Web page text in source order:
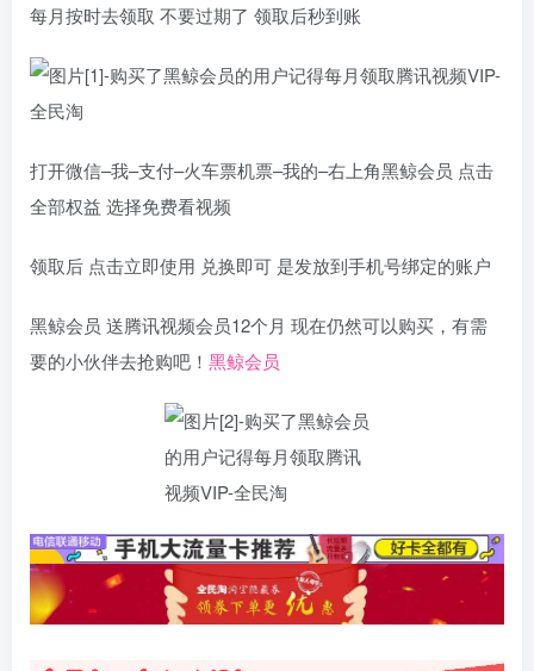
每月按时去领取 不要过期了 领取后秒到账
打开微信–我–支付–火车票机票–我的–右上角黑鲸会员 点击
全部权益 选择免费看视频
领取后 点击立即使用 兑换即可 是发放到手机号绑定的账户
黑鲸会员 送腾讯视频会员12个月 现在仍然可以购买，有需
要的小伙伴去抢购吧！ 黑鲸会员